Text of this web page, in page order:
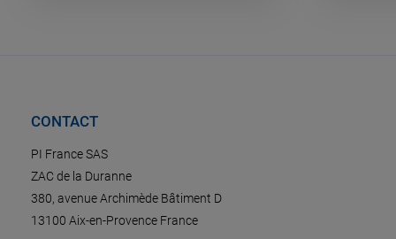
CONTACT
PI France SAS
ZAC de la Duranne
380, avenue Archimède Bâtiment D
13100 Aix-en-Provence France